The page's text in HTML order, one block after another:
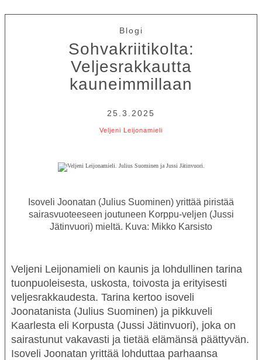
Blogi
Sohvakriitikolta:
Veljesrakkautta
kauneimmillaan
25.3.2025
Veljeni Leijonamieli
Isoveli Joonatan (Julius Suominen) yrittää piristää
sairasvuoteeseen joutuneen Korppu-veljen (Jussi
Jätinvuori) mieltä. Kuva: Mikko Karsisto
Veljeni Leijonamieli on kaunis ja lohdullinen tarina
tuonpuoleisesta, uskosta, toivosta ja erityisesti
veljesrakkaudesta. Tarina kertoo isoveli
Joonatanista (Julius Suominen) ja pikkuveli
Kaarlesta eli Korpusta (Jussi Jätinvuori), joka on
sairastunut vakavasti ja tietää elämänsä päättyvän.
Isoveli Joonatan yrittää lohduttaa parhaansa